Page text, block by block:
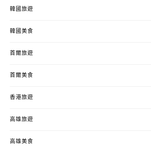
韓國旅遊
韓國美食
首爾旅遊
首爾美食
香港旅遊
高雄旅遊
高雄美食